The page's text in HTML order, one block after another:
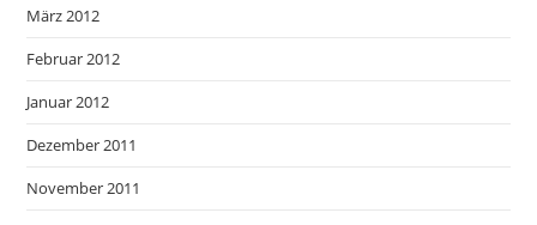
März 2012
Februar 2012
Januar 2012
Dezember 2011
November 2011